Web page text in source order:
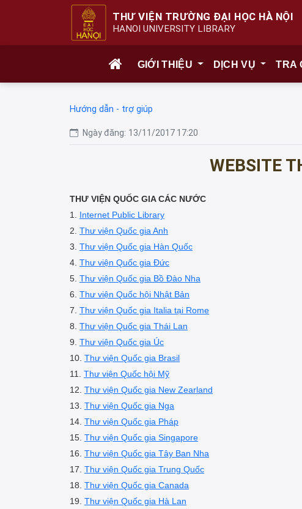
THƯ VIỆN TRƯỜNG ĐẠI HỌC HÀ NỘI
HANOI UNIVERSITY LIBRARY
GIỚI THIỆU DỊCH VỤ TRA
Hướng dẫn - trợ giúp
Ngày đăng: 13/11/2017 17:20
WEBSITE
THƯ VIỆN QUỐC GIA CÁC NƯỚC
1. Internet Public Library
2. Thư viện Quốc gia Anh
3. Thư viện Quốc gia Hàn Quốc
4. Thư viện Quốc gia Đức
5. Thư viện Quốc gia Bồ Đào Nha
6. Thư viện Quốc hội Nhật Bản
7. Thư viện Quốc gia Italia tại Rome
8. Thư viện Quốc gia Thái Lan
9. Thư viện Quốc gia Úc
10. Thư viện Quốc gia Brasil
11. Thư viện Quốc hội Mỹ
12. Thư viện Quốc gia New Zearland
13. Thư viện Quốc gia Nga
14. Thư viện Quốc gia Pháp
15. Thư viện Quốc gia Singapore
16. Thư viện Quốc gia Tây Ban Nha
17. Thư viện Quốc gia Trung Quốc
18. Thư viện Quốc gia Canada
19. Thư viện Quốc gia Hà Lan